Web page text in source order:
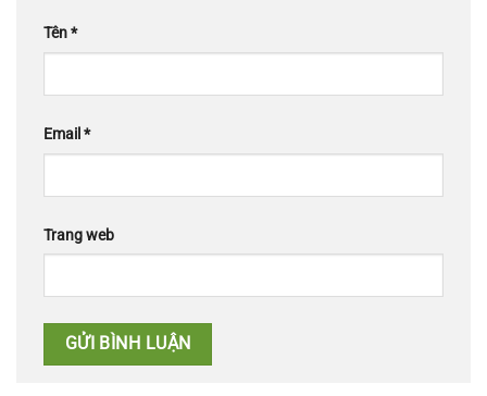
Tên*
Email *
Trang web